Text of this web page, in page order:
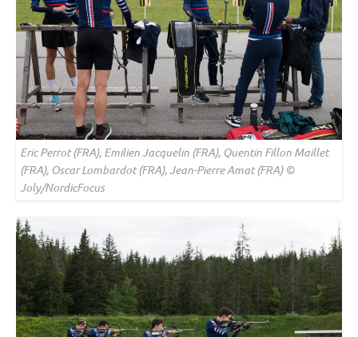
Eric Perrot (FRA), Emilien Jacquelin (FRA), Quentin Fillon Maillet
(FRA), Oscar Lombardot (FRA), Jean-Pierre Amat (FRA) ©
Joly/NordicFocus